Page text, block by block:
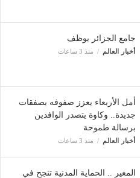
جامع الجزائر يوظف
أخبار العالم منذ 3 ساعات
أمل الأربعاء يعزز صفوفه بصفقات
جديدة.. وكاوة يتصدر الوافدين
برسالة طموحة
أخبار العالم منذ 3 ساعات
المغير .. الحماية المدنية تنجح في